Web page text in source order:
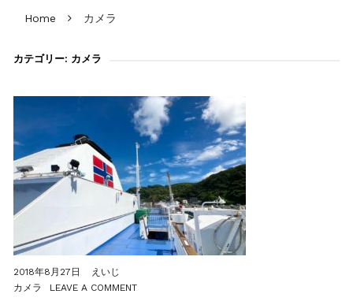
Home カメラ
カテゴリー: カメラ
2018年8月27日
えいじ
カメラ
LEAVE A COMMENTON